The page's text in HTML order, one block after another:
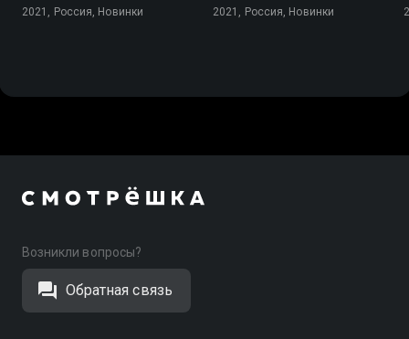
2021, Россия, Новинки 2021, Россия, Новинки
Возникли вопросы?
Обратная связь